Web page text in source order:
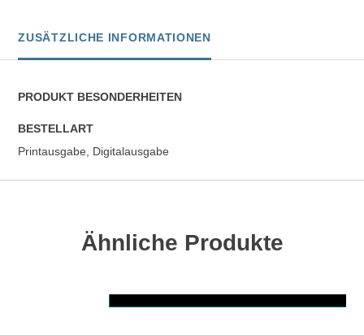
ZUSÄTZLICHE INFORMATIONEN
PRODUKT BESONDERHEITEN
BESTELLART
Printausgabe, Digitalausgabe
Ähnliche Produkte
Dieses Produkt weist mehrere Varianten auf. Die Optionen können auf der Produktseite gewählt werden